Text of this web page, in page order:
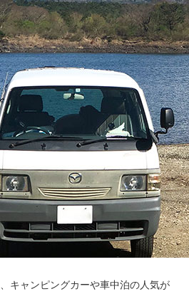
キャンピングカーや車中泊の人気が